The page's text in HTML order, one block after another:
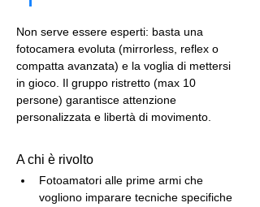
Non serve essere esperti: basta una
fotocamera evoluta (mirrorless, reflex o
compatta avanzata) e la voglia di mettersi
in gioco. Il gruppo ristretto (max 10
persone) garantisce attenzione
personalizzata e libertà di movimento.
A chi è rivolto
Fotoamatori alle prime armi che
vogliono imparare tecniche specifiche